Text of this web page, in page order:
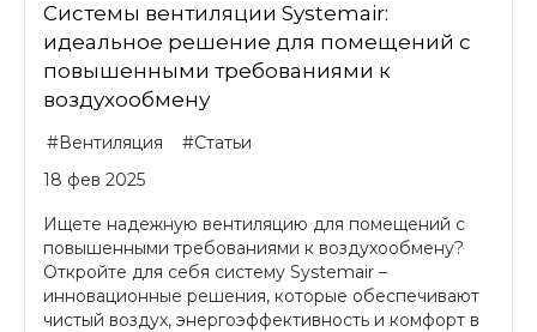
Системы вентиляции Systemair:
идеальное решение для помещений с
повышенными требованиями к
воздухообмену
#Вентиляция
#Статьи
18 фев 2025
Ищете надежную вентиляцию для помещений с
повышенными требованиями к воздухообмену?
Откройте для себя систему Systemair –
инновационные решения, которые обеспечивают
чистый воздух, энергоэффективность и комфорт в